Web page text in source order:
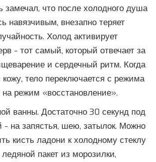
замечал, что после холодного душа
навязчивым, внезапно теряет
Холод активирует
- тот самый, который отвечает за
и сердечный ритм. Когда
тело переключается с режима
режим «восстановление».
ванны. Достаточно 30 секунд под
- на запястья, шею, затылок. Можно
кисть ладони к холодному стеклу
пакет из морозилки,